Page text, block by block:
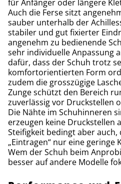
für Anfänger oder längere
Auch die Ferse sitzt
sauber unterhalb der
stabiler und gut fixierter
angenehm zu bedienende
sehr individuelle Anpassung
dafür, dass der Schuh trotz
komfortorientierten Form
zudem die grosszügige
Zunge schützt den Bereich
zuverlässig vor Druckstellen
Die Nähte im Schuhinneren
erzeugen keine Druckstellen
Steifigkeit bedingt aber auch,
„Eintragen“ nur eine
Wem der Schuh beim
besser auf andere Modelle